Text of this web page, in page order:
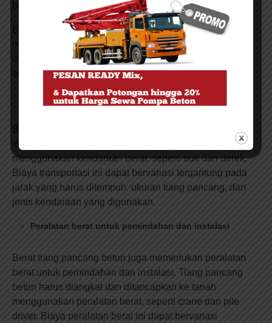
Berat tiang pancang beton yang signifikan dapat
mengakibatkan beberapa tantangan dalam transportasi
dan penanganannya. Tantangan-tantangan tersebut
antara lain:
Biaya transportasi yang lebih tinggi
menggunakan kendaraan berat, seperti truk dan derek.
Biaya transportasi ini dapat bervariasi tergantung pada
jarak yang harus ditempuh, ukuran tiang pancang, dan
jenis kendaraan yang digunakan.
Peralatan berat untuk pemindahan dan instalasi
Berat tiang pancang beton juga memerlukan peralatan
berat untuk pemindahan dan instalasi. Tiang pancang
beton harus diangkat dan ditancapkan ke tanah
menggunakan peralatan berat, seperti crane dan pile
driver. Biaya peralatan berat ini dapat bervariasi